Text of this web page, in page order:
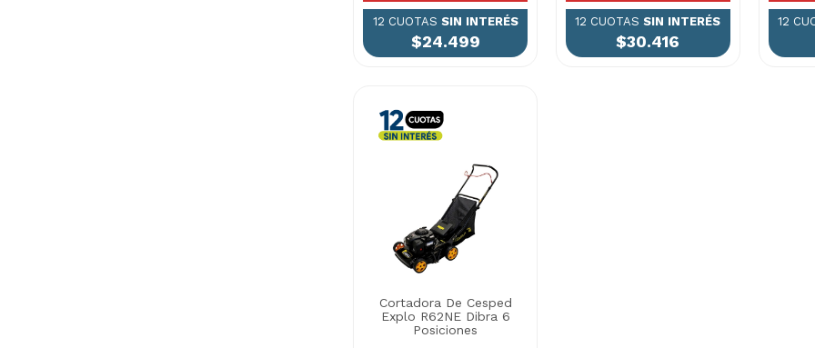
12 CUOTAS SIN INTERÉS
$24.499
12 CUOTASSIN INTERÉS
$30.416
12
Cortadora De Cesped
Explo R62NE Dibra 6
Posiciones